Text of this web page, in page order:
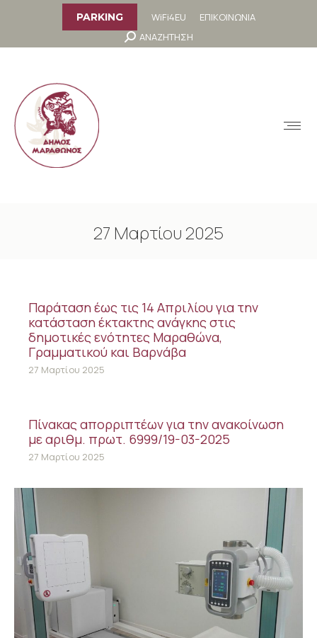
PARKING WiFi4EU
ΕΠΙΚΟΙΝΩΝΙΑ
Search:
ΑΝΑΖΗΤΗΣΗ
27 Μαρτίου 2025
Παράταση έως τις 14 Απριλίου για την
κατάσταση έκτακτης ανάγκης στις
δημοτικές ενότητες Μαραθώνα,
Γραμματικού και Βαρνάβα
27 Μαρτίου 2025
Πίνακας απορριπτέων για την ανακοίνωση
με αριθμ. πρωτ. 6999/19-03-2025
27 Μαρτίου 2025